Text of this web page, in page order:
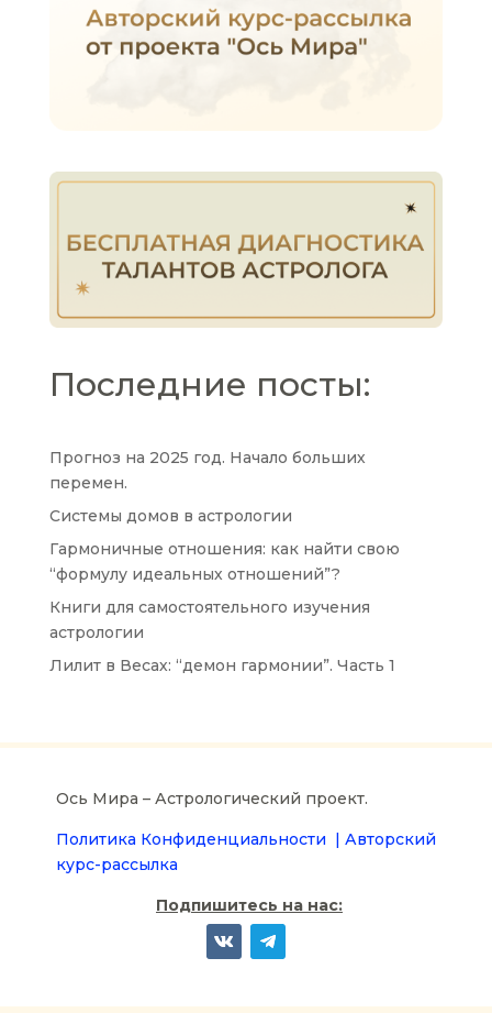
Последние посты:
Прогноз на 2025 год. Начало больших
перемен.
Системы домов в астрологии
Гармоничные отношения: как найти свою
“формулу идеальных отношений”?
Книги для самостоятельного изучения
астрологии
Лилит в Весах: “демон гармонии”. Часть 1
Ось Мира – Астрологический проект.
Политика Конфиденциальности | Авторский
курс-рассылка
Подпишитесь на нас: